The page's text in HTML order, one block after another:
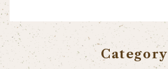
Category